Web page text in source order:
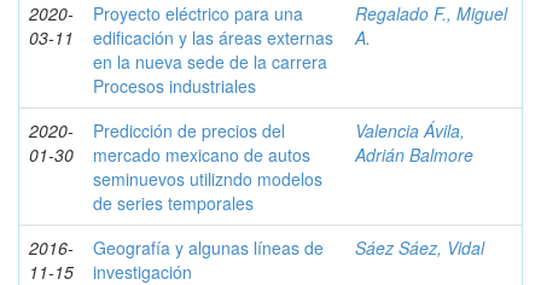
2020-
03-11
Proyecto eléctrico para una
edificación y las áreas externas
en la nueva sede de la carrera
Procesos industriales
Regalado F., Miguel
A.
2020-
01-30
Predicción de precios del
mercado mexicano de autos
seminuevos utilizndo modelos
de series temporales
Valencia Ávila,
Adrián Balmore
2016-
11-15
Geografía y algunas líneas de
investigación
Sáez Sáez, Vidal